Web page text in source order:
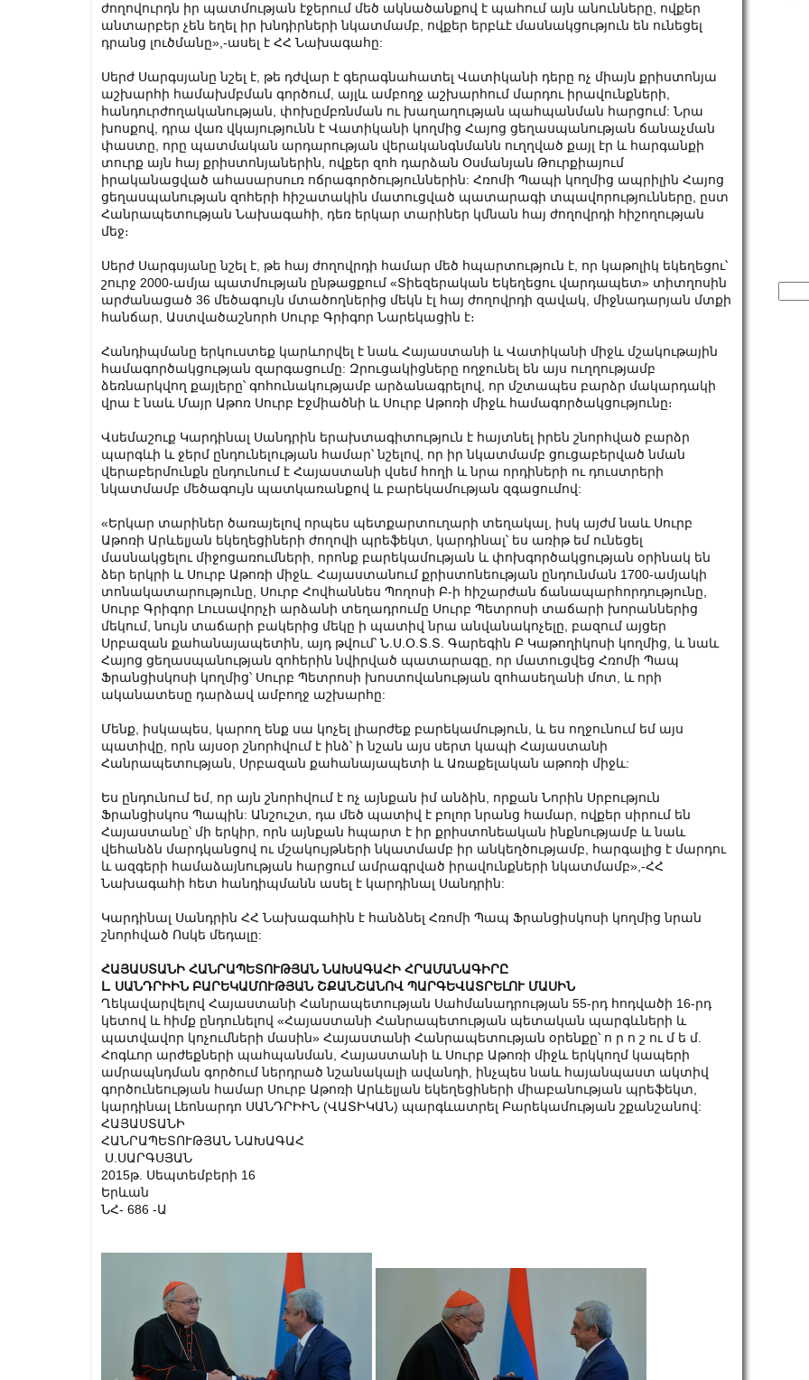
ժողովուրդն իր պատմության էջերում մեծ ակնածանքով է պահում այն անունները, ովքեր
անտարբեր չեն եղել իր խնդիրների նկատմամբ, ովքեր երբևէ մասնակցություն են ունեցել
դրանց լուծմանը»,-ասել է ՀՀ Նախագահը:
Սերժ Սարգսյանը նշել է, թե դժվար է գերագնահատել Վատիկանի դերը ոչ միայն քրիստոնյա
աշխարհի համախմբման գործում, այլև ամբողջ աշխարհում մարդու իրավունքների,
հանդուրժողականության, փոխըմբռնման ու խաղաղության պահպանման հարցում: Նրա
խոսքով, դրա վառ վկայությունն է Վատիկանի կողմից Հայոց ցեղասպանության ճանաչման
փաստը, որը պատմական արդարության վերականգնմանն ուղղված քայլ էր և հարգանքի
տուրք այն հայ քրիստոնյաներին, ովքեր զոհ դարձան Օսմանյան Թուրքիայում
իրականացված ահասարսուռ ոճրագործություններին: Հռոմի Պապի կողմից ապրիլին Հայոց
ցեղասպանության զոհերի հիշատակին մատուցված պատարագի տպավորությունները, ըստ
Հանրապետության Նախագահի, դեռ երկար տարիներ կմնան հայ ժողովրդի հիշողության
մեջ։
Սերժ Սարգսյանը նշել է, թե հայ ժողովրդի համար մեծ հպարտություն է, որ կաթոլիկ եկեղեցու՝
շուրջ 2000-ամյա պատմության ընթացքում «Տիեզերական Եկեղեցու վարդապետ» տիտղոսին
արժանացած 36 մեծագույն մտածողներից մեկն էլ հայ ժողովրդի զավակ, միջնադարյան մտքի
հանճար, Աստվածաշնորհ Սուրբ Գրիգոր Նարեկացին է։
Հանդիպմանը երկուստեք կարևորվել է նաև Հայաստանի և Վատիկանի միջև մշակութային
համագործակցության զարգացումը: Զրուցակիցները ողջունել են այս ուղղությամբ
ձեռնարկվող քայլերը՝ գոհունակությամբ արձանագրելով, որ մշտապես բարձր մակարդակի
վրա է նաև Մայր Աթոռ Սուրբ Էջմիածնի և Սուրբ Աթոռի միջև համագործակցությունը։
Վսեմաշուք Կարդինալ Սանդրին երախտագիտություն է հայտնել իրեն շնորհված բարձր
պարգևի և ջերմ ընդունելության համար՝ նշելով, որ իր նկատմամբ ցուցաբերված նման
վերաբերմունքն ընդունում է Հայաստանի վսեմ հողի և նրա որդիների ու դուստրերի
նկատմամբ մեծագույն պատկառանքով և բարեկամության զգացումով:
«Երկար տարիներ ծառայելով որպես պետքարտուղարի տեղակալ, իսկ այժմ նաև Սուրբ
Աթոռի Արևելյան եկեղեցիների ժողովի պրեֆեկտ, կարդինալ՝ ես առիթ եմ ունեցել
մասնակցելու միջոցառումների, որոնք բարեկամության և փոխգործակցության օրինակ են
ձեր երկրի և Սուրբ Աթոռի միջև. Հայաստանում քրիստոնեության ընդունման 1700-ամյակի
տոնակատարությունը, Սուրբ Հովհաննես Պողոսի Բ-ի հիշարժան ճանապարհորդությունը,
Սուրբ Գրիգոր Լուսավորչի արձանի տեղադրումը Սուրբ Պետրոսի տաճարի խորաններից
մեկում, նույն տաճարի բակերից մեկը ի պատիվ նրա անվանակոչելը, բազում այցեր
Սրբազան քահանայապետին, այդ թվում՝ Ն.Ս.Օ.Տ.Տ. Գարեգին Բ Կաթողիկոսի կողմից, և նաև
Հայոց ցեղասպանության զոհերին նվիրված պատարագը, որ մատուցվեց Հռոմի Պապ
Ֆրանցիսկոսի կողմից՝ Սուրբ Պետրոսի խոստովանության զոհասեղանի մոտ, և որի
ականատեսը դարձավ ամբողջ աշխարհը:
Մենք, իսկապես, կարող ենք սա կոչել լիարժեք բարեկամություն, և ես ողջունում եմ այս
պատիվը, որն այսօր շնորհվում է ինձ՝ ի նշան այս սերտ կապի Հայաստանի
Հանրապետության, Սրբազան քահանայապետի և Առաքելական աթոռի միջև:
Ես ընդունում եմ, որ այն շնորհվում է ոչ այնքան իմ անձին, որքան Նորին Սրբություն
Ֆրանցիսկոս Պապին: Անշուշտ, դա մեծ պատիվ է բոլոր նրանց համար, ովքեր սիրում են
Հայաստանը՝ մի երկիր, որն այնքան հպարտ է իր քրիստոնեական ինքնությամբ և նաև
վեհանձն մարդկանցով ու մշակույթների նկատմամբ իր անկեղծությամբ, հարգալից է մարդու
և ազգերի համաձայնության հարցում ամրագրված իրավունքների նկատմամբ»,-ՀՀ
Նախագահի հետ հանդիպմանն ասել է կարդինալ Սանդրին:
Կարդինալ Սանդրին ՀՀ Նախագահին է հանձնել Հռոմի Պապ Ֆրանցիսկոսի կողմից նրան
շնորհված Ոսկե մեդալը:
ՀԱՅԱՍՏԱՆԻ ՀԱՆՐԱՊԵՏՈՒԹՅԱՆ ՆԱԽԱԳԱՀԻ ՀՐԱՄԱՆԱԳԻՐԸ
Լ. ՍԱՆԴՐԻԻՆ ԲԱՐԵԿԱՄՈՒԹՅԱՆ ՇՔԱՆՇԱՆՈՎ ՊԱՐԳԵՎԱՏՐԵԼՈՒ ՄԱՍԻՆ
Ղեկավարվելով Հայաստանի Հանրապետության Սահմանադրության 55-րդ հոդվածի 16-րդ
կետով և հիմք ընդունելով «Հայաստանի Հանրապետության պետական պարգևների և
պատվավոր կոչումների մասին» Հայաստանի Հանրապետության օրենքը՝ ո ր ո շ ու մ ե մ.
Հոգևոր արժեքների պահպանման, Հայաստանի և Սուրբ Աթոռի միջև երկկողմ կապերի
ամրապնդման գործում ներդրած նշանակալի ավանդի, ինչպես նաև հայանպաստ ակտիվ
գործունեության համար Սուրբ Աթոռի Արևելյան եկեղեցիների միաբանության պրեֆեկտ,
կարդինալ Լեոնարդո ՍԱՆԴՐԻԻՆ (ՎԱՏԻԿԱՆ) պարգևատրել Բարեկամության շքանշանով:
ՀԱՅԱՍՏԱՆԻ
ՀԱՆՐԱՊԵՏՈՒԹՅԱՆ ՆԱԽԱԳԱՀ
Ս.ՍԱՐԳՍՅԱՆ
2015թ. Սեպտեմբերի 16
Երևան
ՆՀ- 686 -Ա
for: